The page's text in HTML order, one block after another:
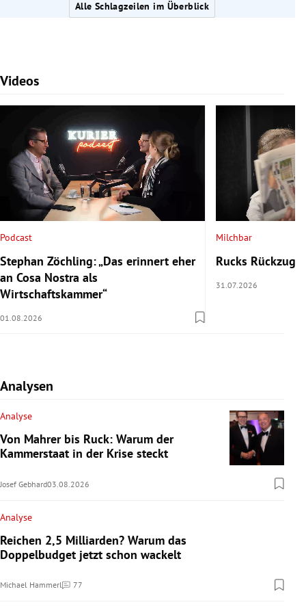
Alle Schlagzeilen im Überblick
Videos
Slide 1 von 7
Podcast
Stephan Zöchling: „Das erinnert eher
an Cosa Nostra als
Wirtschaftskammer“
01.08.2026
Milchbar
Rucks Rückzug
31.07.2026
Analysen
Analyse
Von Mahrer bis Ruck: Warum der
Kammerstaat in der Krise steckt
Josef Gebhard03.08.2026
Analyse
Reichen 2,5 Milliarden? Warum das
Doppelbudget jetzt schon wackelt
Michael Hammerl 77
Kommentare